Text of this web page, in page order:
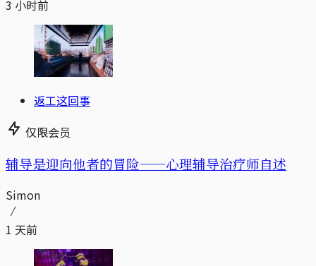
3 小时前
返工这回事
仅限会员
辅导是迎向他者的冒险——心理辅导治疗师自述
Simon
1 天前